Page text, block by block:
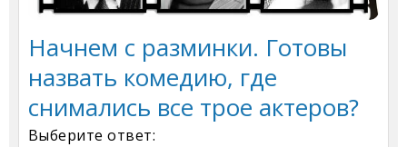
Начнем с разминки. Готовы
назвать комедию, где
снимались все трое актеров?
Выберите ответ: